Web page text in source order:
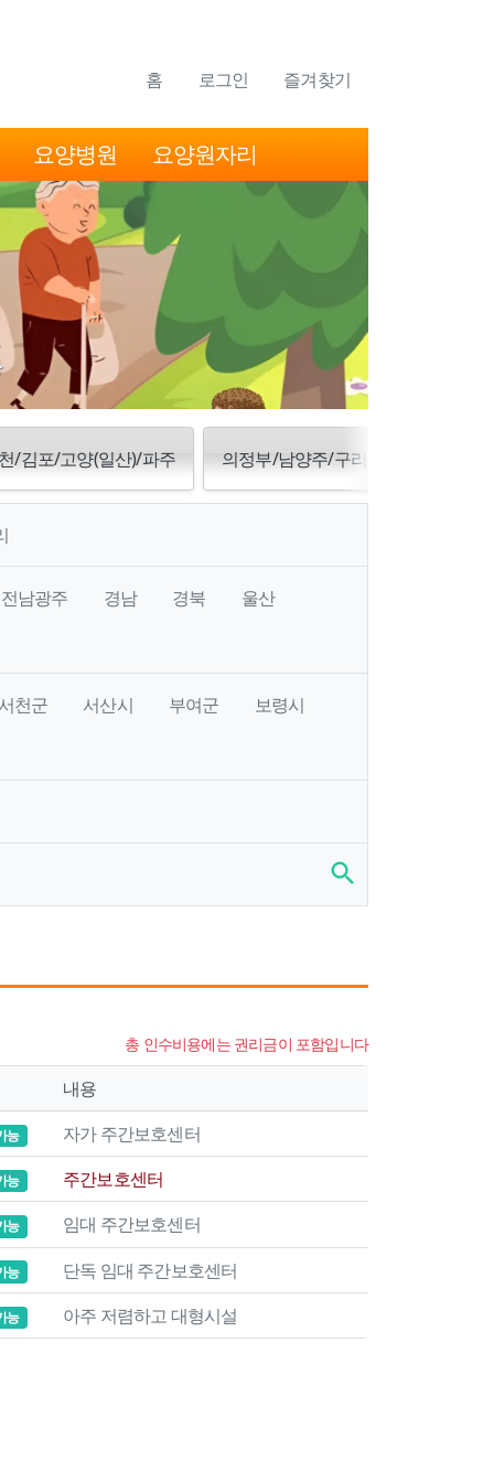
홈 로그인 즐겨찾기
요양병원 요양원자리
/김포/고양(일산)/파주 의정부/남양주/구리/양주/동두천/포
전남광주 경남 경북 울산
천군 서산시 부여군 보령시
search
총 인수비용에는 권리금이 포함입니다
내용
능 자가 주간보호센터
능 주간보호센터
능 임대 주간보호센터
능 단독 임대 주간보호센터
능 아주 저렴하고 대형시설